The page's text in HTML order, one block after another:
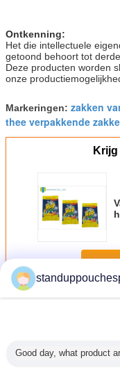
Ontkenning:
Het die intellectuele
getoond behoort tot
Deze producten worden
onze
Markeringen: zakken
thee verpakkende
Meer
Good day, what product